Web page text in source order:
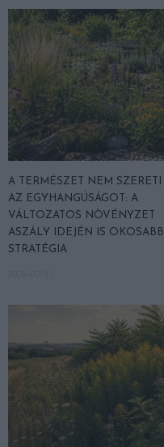
A TERMÉSZET NEM SZERETI
AZ EGYHANGÚSÁGOT: A
VÁLTOZATOS NÖVÉNYZET
ASZÁLY IDEJÉN IS OKOSABB
STRATÉGIA